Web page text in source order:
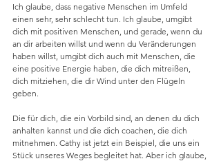
Ich glaube, dass negative Menschen im Umfeld
einen sehr, sehr schlecht tun. Ich glaube, umgibt
dich mit positiven Menschen, und gerade, wenn du
an dir arbeiten willst und wenn du Veränderungen
haben willst, umgibt dich auch mit Menschen, die
eine positive Energie haben, die dich mitreißen,
dich mitziehen, die dir Wind unter den Flügeln
geben.
Die für dich, die ein Vorbild sind, an denen du dich
anhalten kannst und die dich coachen, die dich
mitnehmen. Cathy ist jetzt ein Beispiel, die uns ein
Stück unseres Weges begleitet hat. Aber ich glaube,